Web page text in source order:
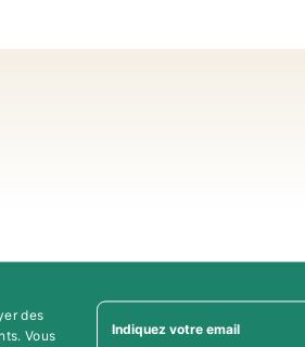
des
Vous
Indiquez votre email